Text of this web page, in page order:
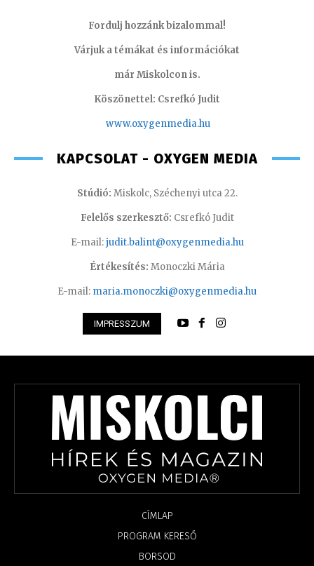
Fordulj hozzánk bizalommal!
Várjuk a témákat és információkat
már Miskolcon is.
Köszönettel: Csrefkó Judit
www.oxygenmedia.hu
KAPCSOLAT - OXYGEN MEDIA
Stúdió: Miskolc, Széchenyi utca 22.
Felelős szerkesztő: Csrefkó Judit
E-mail:judit.balint@oxygenmedia.hu
Értékesítés: Monoczki Mária
E-mail: maria.monoczki@oxygenmedia.hu
IMPRESSZUM
CÍMLAP
PROGRAM KERESŐ
BORSOD